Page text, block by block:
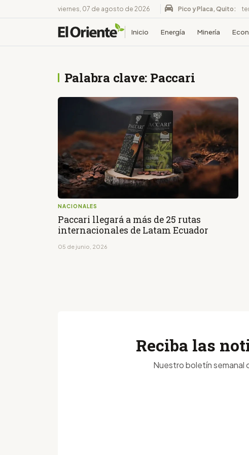
viernes, 07 de agosto de 2026 Pico y Placa, Quito:
Inicio Energía Minería
Palabra clave: Paccari
NACIONALES
Paccari llegará a más de 25 rutas
internacionales de Latam Ecuador
05 de junio, 2026
Reciba las
Nuestro boletín semanal